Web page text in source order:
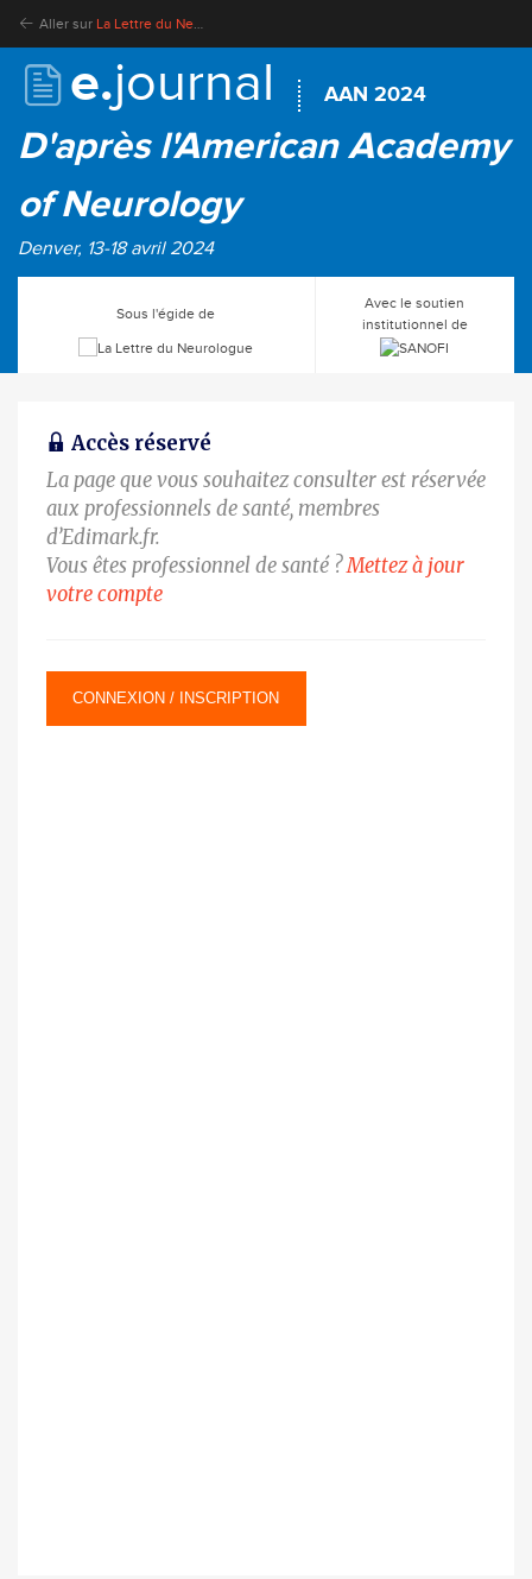
Aller sur La Lettre du Neurologue
e.journal AAN 2024
D'après l'American Academy
of Neurology
Denver, 13-18 avril 2024
Sous l'égide de
Avec le soutien
institutionnel de
Accès réservé
La page que vous souhaitez consulter est réservée
aux professionnels de santé, membres
d’Edimark.fr.
Vous êtes professionnel de santé ?Mettez à jour
votre compte
CONNEXION / INSCRIPTION